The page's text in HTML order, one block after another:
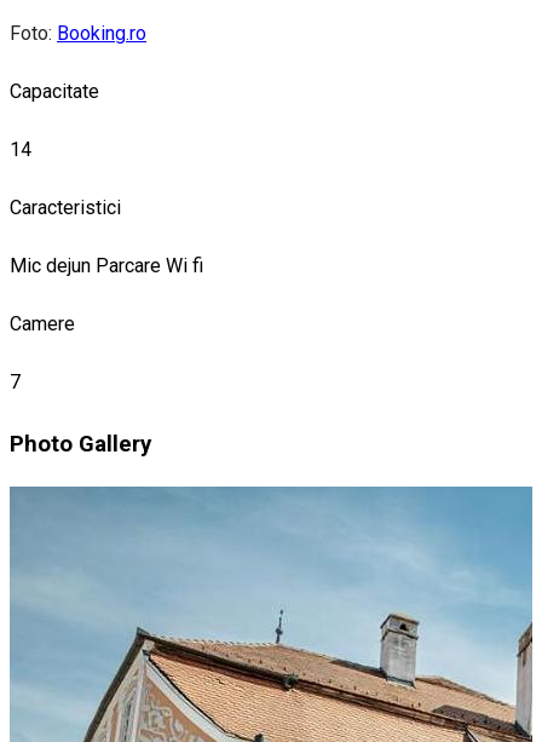
Foto: Booking.ro
Capacitate
14
Caracteristici
Mic dejun Parcare Wi fi
Camere
7
Photo Gallery